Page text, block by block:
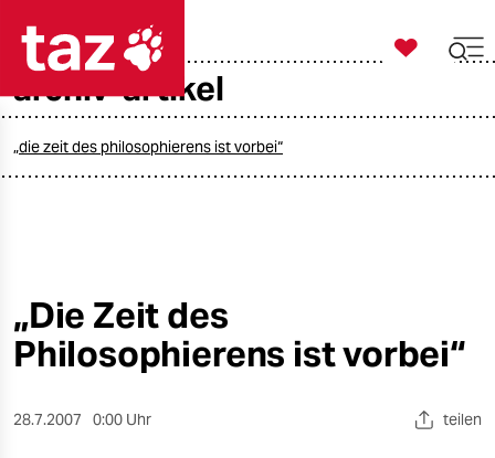
taz zahl ich
öko
gesellschaft

taz zahl ich
archiv-artikel
„die zeit des philosophierens ist vorbei“
„Die Zeit des
Philosophierens ist vorbei“
28.7.2007 0:00 Uhr teilen